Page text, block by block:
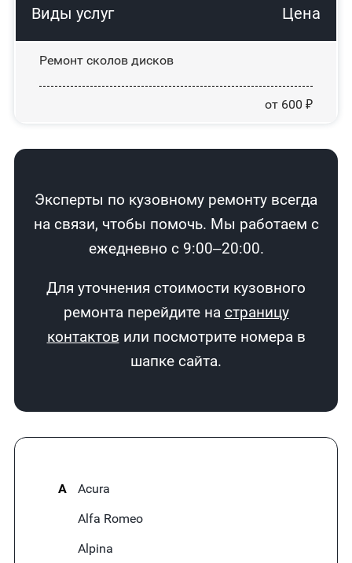
Виды услуг Цена
Ремонт сколов дисков
от 600 ₽
Эксперты по кузовному ремонту всегда
на связи, чтобы помочь. Мы работаем с
ежедневно с 9:00–20:00.
Для уточнения стоимости кузовного
ремонта перейдите на страницу
контактов или посмотрите номера в
шапке сайта.
A
Acura
Alfa Romeo
Alpina